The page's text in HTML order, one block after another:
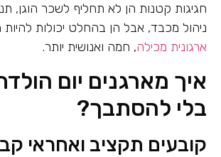
חגיגות קטנות הן לא תחליף לשכר הוגן,
ניהול מכבד, אבל הן בהחלט יכולות
ארגונית מכילה, חמה ואנושית יותר.
איך מארגנים יום
בלי להסתבך?
קובעים תקציב ואחראי